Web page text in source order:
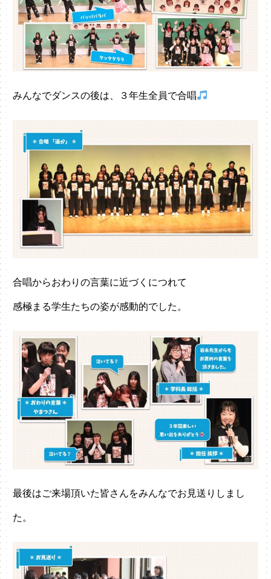
みんなでダンスの後は、３年生全員で合唱
合唱からおわりの言葉に近づくにつれて
感極まる学生たちの姿が感動的でした。
最後はご来場頂いた皆さんをみんなでお見送りしまし
た。